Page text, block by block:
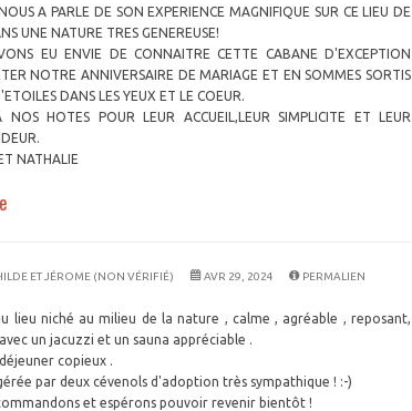
A PARLE DE SON EXPERIENCE MAGNIFIQUE SUR CE LIEU DE
UNE NATURE TRES GENEREUSE!
EU ENVIE DE CONNAITRE CETTE CABANE D'EXCEPTION
NOTRE ANNIVERSAIRE DE MARIAGE ET EN SOMMES SORTIS
DANS LES YEUX ET LE COEUR.
NOS HOTES POUR LEUR ACCUEIL,LEUR SIMPLICITE ET LEUR
NATHALIE
ET JÉROME (NON VÉRIFIÉ) AVR 29, 2024 PERMALIEN
lieu niché au milieu de la nature , calme , agréable , reposant,
un jacuzzi et un sauna appréciable .
copieux .
par deux cévenols d'adoption très sympathique ! :-)
et espérons pouvoir revenir bientôt !